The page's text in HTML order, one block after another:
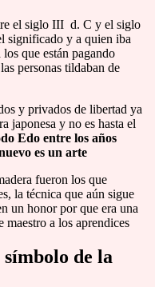
el siglo III d. C y el siglo
significado y a quien iba
que están pagando
personas tildaban de
y privados de libertad ya
japonesa y no es hasta el
Edo entre los años
es un arte
fueron los que
la técnica que aún sigue
un honor por que era una
maestro a los aprendices
de la